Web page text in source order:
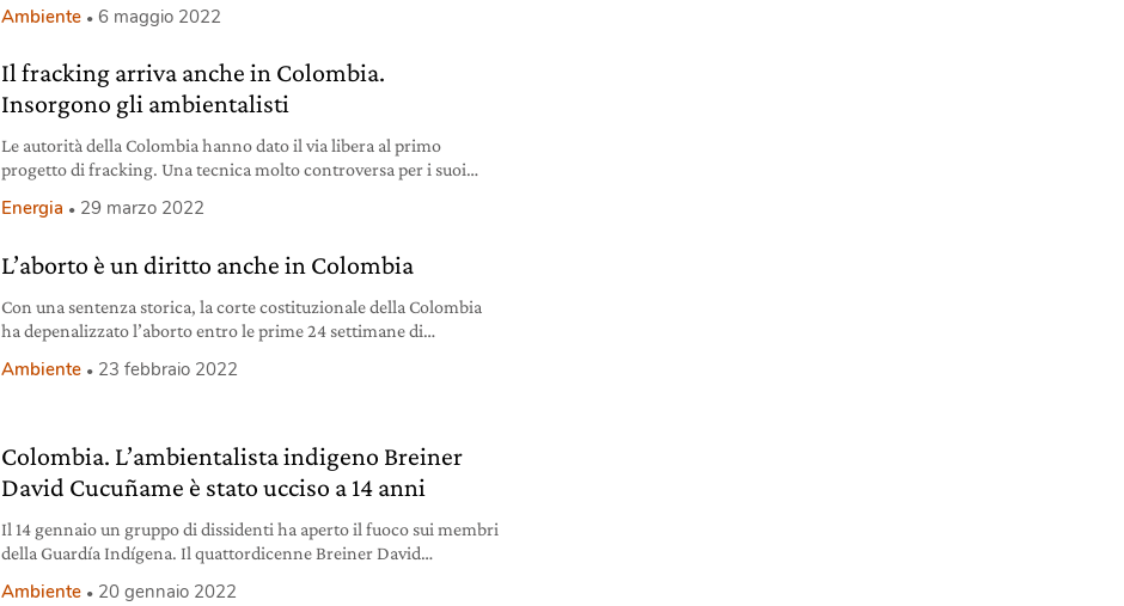
Ambiente 6 maggio 2022
Il fracking arriva anche in Colombia.
Insorgono gli ambientalisti
Le autorità della Colombia hanno dato il via libera al primo
progetto di fracking. Una tecnica molto controversa per i suoi
Energia 29 marzo 2022
L’aborto è un diritto anche in Colombia
Con una sentenza storica, la corte costituzionale della Colombia
ha depenalizzato l’aborto entro le prime 24 settimane di
Ambiente 23 febbraio 2022
Colombia. L’ambientalista indigeno Breiner
David Cucuñame è stato ucciso a 14 anni
Il 14 gennaio un gruppo di dissidenti ha aperto il fuoco sui membri
della Guardía Indígena. Il quattordicenne Breiner David
Ambiente 20 gennaio 2022